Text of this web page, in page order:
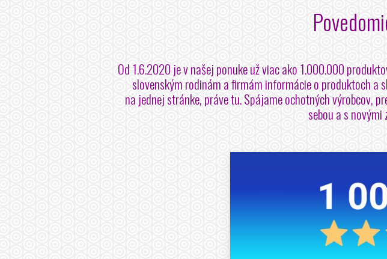
Od 1.6.2020 je v našej ponuke už viac ako 1.000.000
slovenským rodinám a firmám informácie o produktoch a
na jednej stránke, práve tu. Spájame ochotných výrobcov,
sebou a s novými